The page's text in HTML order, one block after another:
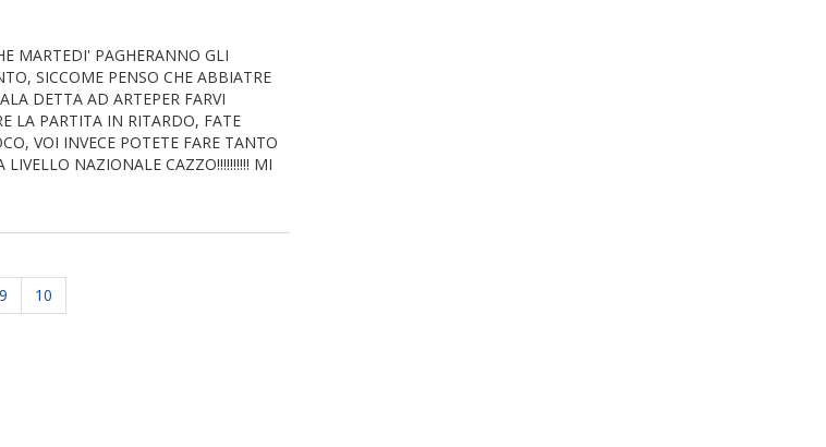
MARTEDI' PAGHERANNO GLI
SICCOME PENSO CHE ABBIATRE
DETTA AD ARTEPER FARVI
LA PARTITA IN RITARDO, FATE
VOI INVECE POTETE FARE TANTO
NAZIONALE CAZZO!!!!!!!!!! MI
9 10